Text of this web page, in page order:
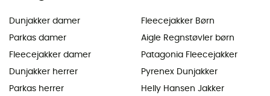
Dunjakker damer
Parkas damer
Fleecejakker damer
Dunjakker herrer
Parkas herrer
Fleecejakker Børn
Aigle Regnstøvler børn
Patagonia Fleecejakker
Pyrenex Dunjakker
Helly Hansen Jakker